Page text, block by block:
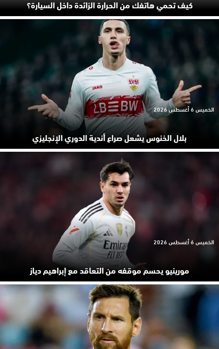
كيف تحمي هاتفك من الحرارة الزائدة داخل السيارة؟
بلال الخنوس يشعل صراع أندية الدوري الإنجليزي
الخميس 6 أغسطس 2026
مورينيو يحسم موقفه من التعاقد مع إبراهيم دياز
الخميس 6 أغسطس 2026